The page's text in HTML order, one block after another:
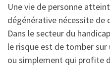
Une vie de personne
dégénérative nécessite de
Dans le secteur du
le risque est de tomber
ou simplement qui profite